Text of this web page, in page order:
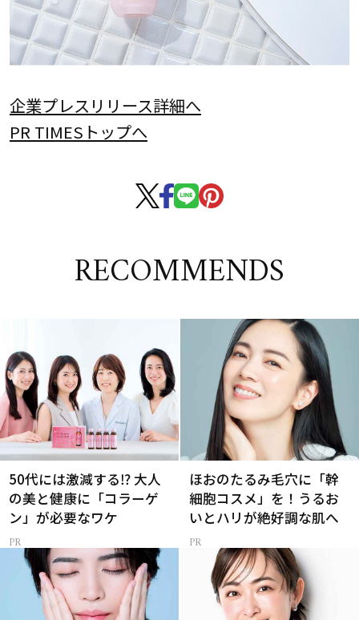
企業プレスリリース詳細へ
PR TIMESトップへ
RECOMMENDS
50代には激減する⁉ 大人
の美と健康に「コラーゲ
ン」が必要なワケ
ほおのたるみ毛穴に「幹
細胞コスメ」を！うるお
いとハリが絶好調な肌へ